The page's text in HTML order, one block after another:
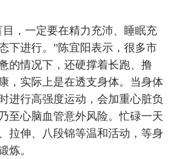
目，一定要在精力充沛、睡眠充
下进行。”陈宜阳表示，很多市
的情况下，还硬撑着长跑、撸
，实际上是在透支身体。当身体
进行高强度运动，会加重心脏负
至心脑血管意外风险。忙碌一天
拉伸、八段锦等温和活动，等身
炼。